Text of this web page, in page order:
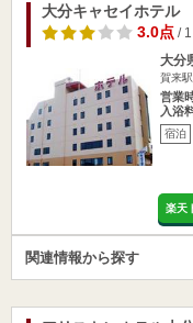
大分キャセイホテル
3.0点/ 1
大分
賀来
営業
入浴
宿泊
楽天
関連情報から探す